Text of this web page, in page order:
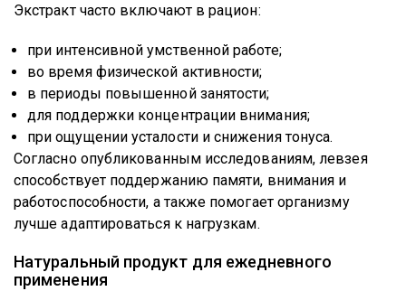
Экстракт часто включают в рацион:
при интенсивной умственной работе;
во время физической активности;
в периоды повышенной занятости;
для поддержки концентрации внимания;
при ощущении усталости и снижения тонуса.
Согласно опубликованным исследованиям, левзея
способствует поддержанию памяти, внимания и
работоспособности, а также помогает организму
лучше адаптироваться к нагрузкам.
Натуральный продукт для ежедневного
применения